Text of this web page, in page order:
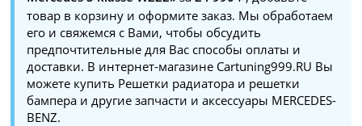
товар в корзину и оформите заказ. Мы обработаем
его и свяжемся с Вами, чтобы обсудить
предпочтительные для Вас способы оплаты и
доставки. В интернет-магазине Cartuning999.RU Вы
можете купить Решетки радиатора и решетки
бампера и другие запчасти и аксессуары MERCEDES-
BENZ.